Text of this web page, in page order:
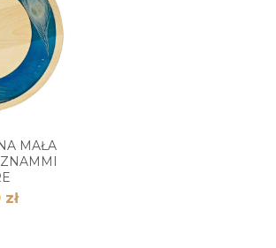
MAŁA